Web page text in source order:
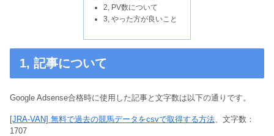
2, PV数について
3, やった方が良いこと
1, 記事について
Google Adsense合格時に使用した記事と文字数は以下の通りです。
[JRA-VAN] 無料で過去の競馬データをcsvで取得する方法 、文字数：
1707